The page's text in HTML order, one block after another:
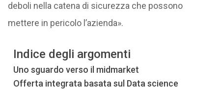
deboli nella catena di sicurezza che possono
mettere in pericolo l’azienda».
Indice degli argomenti
Uno sguardo verso il midmarket
Offerta integrata basata sul Data science